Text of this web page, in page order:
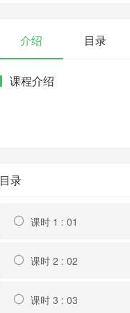
介绍 目录
课程介绍
目录
课时 1 : 01
课时 2 : 02
课时 3 : 03